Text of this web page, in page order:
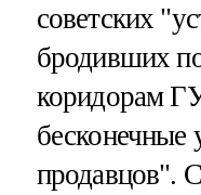
советских
бродивших
коридорам
бесконечные